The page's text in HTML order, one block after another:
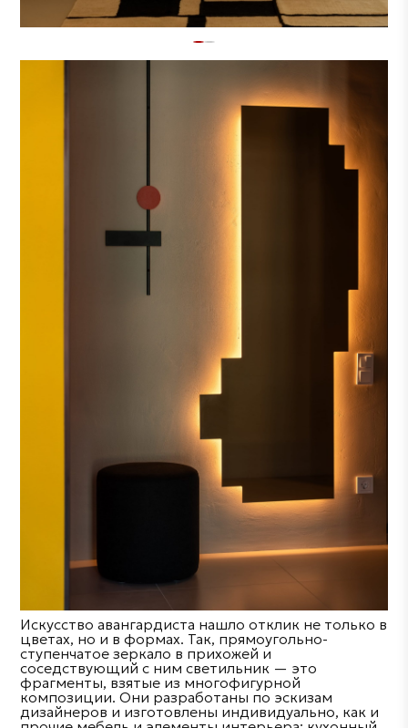
Искусство авангардиста нашло отклик не только в
цветах, но и в формах. Так, прямоугольно-
ступенчатое зеркало в прихожей и
соседствующий с ним светильник — это
фрагменты, взятые из многофигурной
композиции. Они разработаны по эскизам
дизайнеров и изготовлены индивидуально, как и